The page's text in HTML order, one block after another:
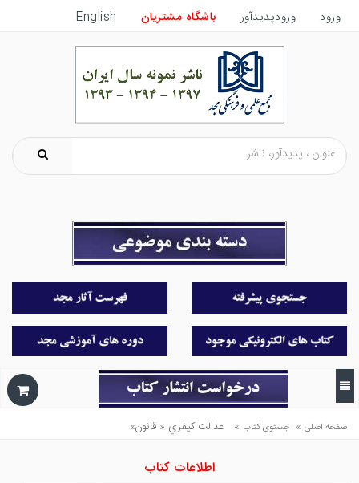
ورود ورودپدیدآور باشگاه مشتریان English
صفحه اصلی » جستوی کتاب » عدالت كيفري « قانون»
اطلاعات کتاب